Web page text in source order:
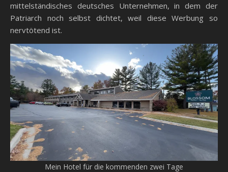
mittelständisches deutsches Unternehmen, in dem der
Patriarch noch selbst dichtet, weil diese Werbung so
nervtötend ist.
Mein Hotel für die kommenden zwei Tage